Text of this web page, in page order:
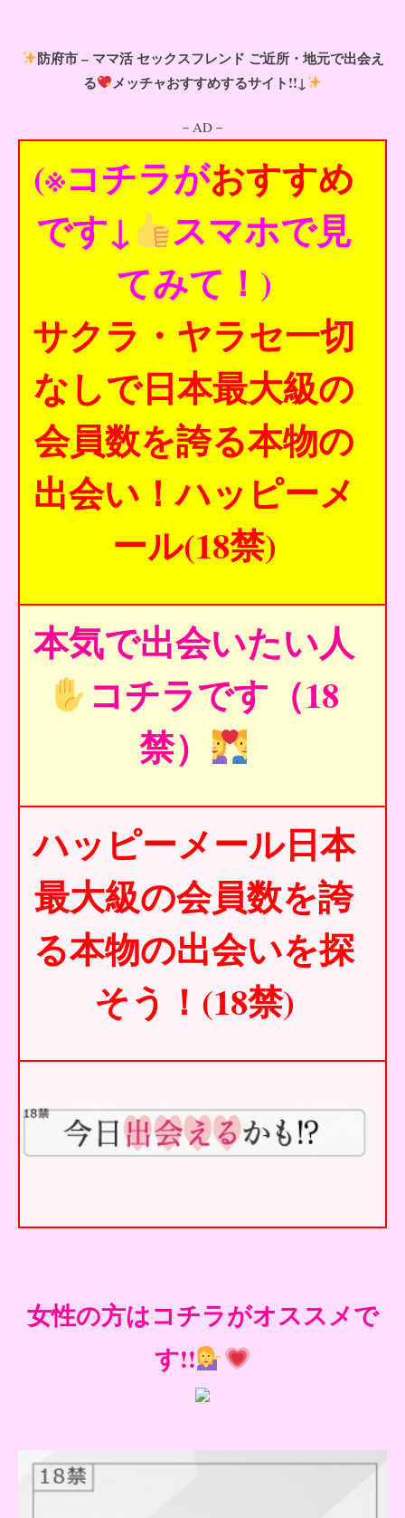
防府市 – ママ活 セックスフレンド ご近所・地元で出会え
る
メッチャおすすめするサイト!!↓
－AD－
(※コチラがおすすめ
です↓
スマホで見
てみて！)
サクラ・ヤラセ一切
なしで日本最大級の
会員数を誇る本物の
出会い！ハッピーメ
ール(18禁)
本気で出会いたい人
コチラです（18
禁）
ハッピーメール日本
最大級の会員数を誇
る本物の出会いを探
そう！(18禁)
女性の方はコチラがオススメで
す!!